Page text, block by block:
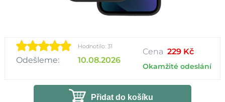
Hodnotilo: 31
Odešleme: 10.08.2026
Cena 229 Kč
Okamžité odeslání
Přidat do košíku